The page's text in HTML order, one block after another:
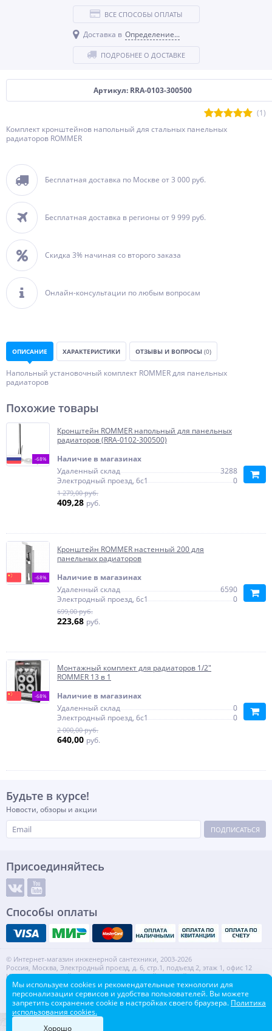
Артикул: RRA-0103-300500
(1)
Комплект кронштейнов напольный для стальных панельных
радиаторов ROMMER
Бесплатная доставка по Москве от 3 000 руб.
Бесплатная доставка в регионы от 9 999 руб.
Скидка 3% начиная со второго заказа
Онлайн-консультации по любым вопросам
ВСЕ СПОСОБЫ ОПЛАТЫ
Доставка в Определение...
ПОДРОБНЕЕ О ДОСТАВКЕ
ОПИСАНИЕ ХАРАКТЕРИСТИКИ ОТЗЫВЫ И ВОПРОСЫ (0)
Напольный установочный комплект ROMMER для панельных
радиаторов
Похожие товары
-68%
Кронштейн ROMMER напольный для панельных
радиаторов (RRA-0102-300500)
Наличие в магазинах
Удаленный склад
3288
Электродный проезд, 6с1
0
1 279,00 руб.
409,28 руб.
-68%
Кронштейн ROMMER настенный 200 для
панельных радиаторов
Наличие в магазинах
Удаленный склад
6590
Электродный проезд, 6с1
0
699,00 руб.
223,68 руб.
-68%
Монтажный комплект для радиаторов 1/2"
ROMMER 13 в 1
Наличие в магазинах
Удаленный склад
0
Электродный проезд, 6с1
0
2 000,00 руб.
640,00 руб.
Будьте в курсе!
Новости, обзоры и акции
ПОДПИСАТЬСЯ
Присоединяйтесь
Способы оплаты
© Интернет-магазин инженерной сантехники, 2003-2026
Россия, Москва, Электродный проезд, д. 6, стр.1, подъезд 2, этаж 1, офис 12
Информация на сайте не является публичной офертой.
ИНН: 7720553918 КПП: 772001001
Контакты Карта сайта
Мы используем cookies и рекомендательные технологии для
персонализации сервисов и удобства пользователей. Вы можете
запретить сохранение cookie в настройках своего браузера. Политика
использования cookies.
Хорошо